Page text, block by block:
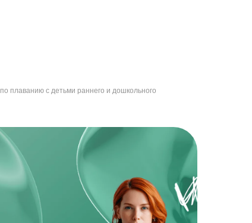
плаванию с детьми раннего и дошкольного